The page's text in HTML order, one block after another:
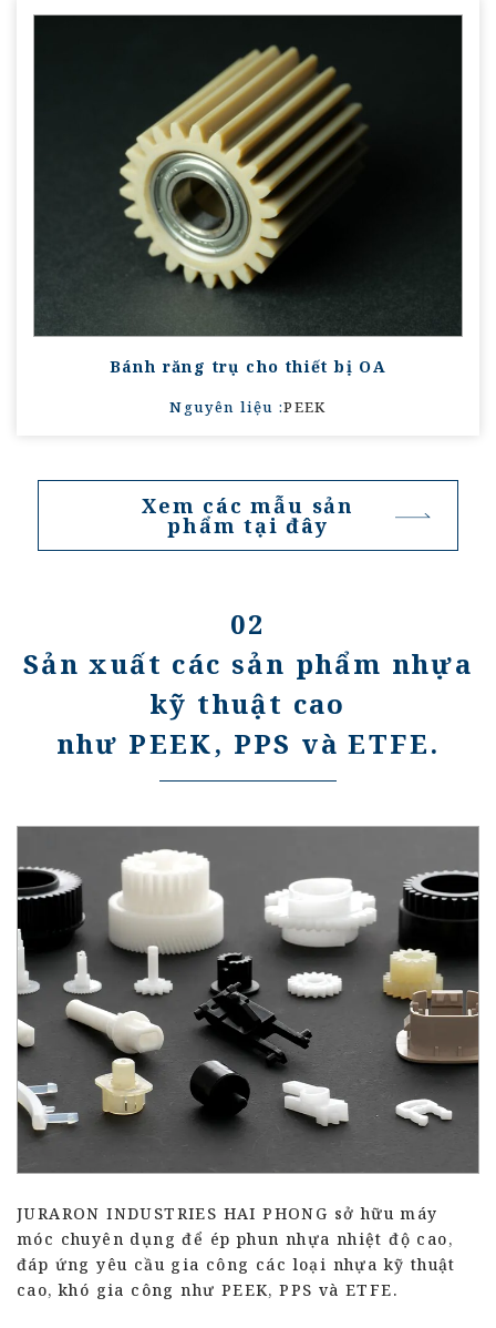
Bánh răng trụ cho thiết bị OA
Nguyên liệu :PEEK
Xem các mẫu sản
phẩm tại đây
02
Sản xuất các sản phẩm nhựa
kỹ thuật cao
như PEEK, PPS và ETFE.
JURARON INDUSTRIES HAI PHONG sở hữu máy
móc chuyên dụng để ép phun nhựa nhiệt độ cao,
đáp ứng yêu cầu gia công các loại nhựa kỹ thuật
cao, khó gia công như PEEK, PPS và ETFE.